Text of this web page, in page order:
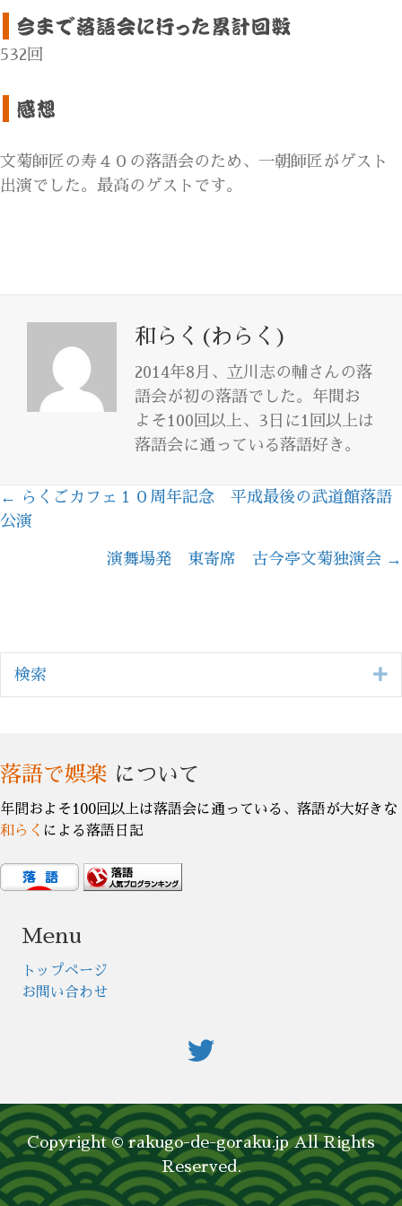
532回
文菊師匠の寿４０の落語会のため、一朝師匠がゲスト
出演でした。最高のゲストです。
和らく(わらく)
2014年8月、立川志の輔さんの落
語会が初の落語でした。年間お
よそ100回以上、3日に1回以上は
落語会に通っている落語好き。
Posts
← らくごカフェ１０周年記念 平成最後の武道館落語
公演
演舞場発 東寄席 古今亭文菊独演会 →
検索
落語で娯楽 について
年間およそ100回以上は落語会に通っている、落語が大好きな
和らく による落語日記
Menu
トップページ
お問い合わせ
Copyright © rakugo-de-goraku.jp All Rights
Reserved.